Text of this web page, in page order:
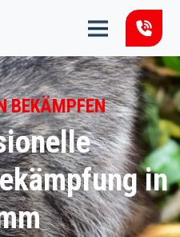
BEKÄMPFEN
in